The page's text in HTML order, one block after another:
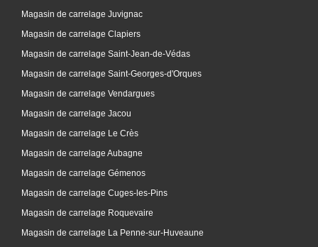
Magasin de carrelage Juvignac
Magasin de carrelage Clapiers
Magasin de carrelage Saint-Jean-de-Védas
Magasin de carrelage Saint-Georges-d'Orques
Magasin de carrelage Vendargues
Magasin de carrelage Jacou
Magasin de carrelage Le Crès
Magasin de carrelage Aubagne
Magasin de carrelage Gémenos
Magasin de carrelage Cuges-les-Pins
Magasin de carrelage Roquevaire
Magasin de carrelage La Penne-sur-Huveaune